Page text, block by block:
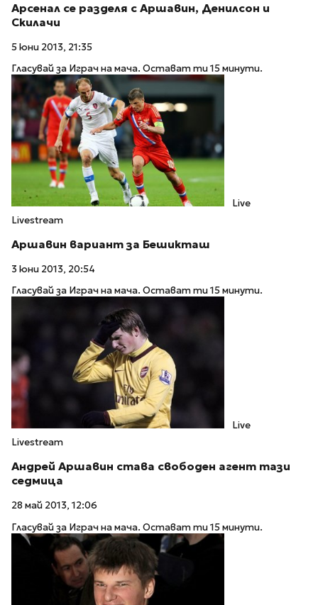
Арсенал се разделя с Аршавин, Денилсон и
Скилачи
5 юни 2013, 21:35
Гласувай за Играч на мача. Остават ти 15 минути.
Live
Livestream
Аршавин вариант за Бешикташ
3 юни 2013, 20:54
Гласувай за Играч на мача. Остават ти 15 минути.
Live
Livestream
Андрей Аршавин става свободен агент тази
седмица
28 май 2013, 12:06
Гласувай за Играч на мача. Остават ти 15 минути.